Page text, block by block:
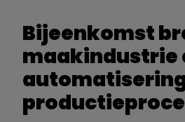
Bijeenkomst
maakindustrie